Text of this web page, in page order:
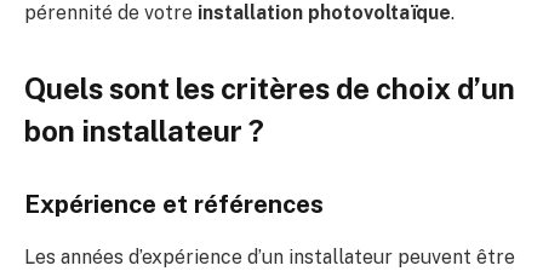
pérennité de votre installation photovoltaïque.
Quels sont les critères de choix d’un
bon installateur ?
Expérience et références
Les années d’expérience d’un installateur peuvent être